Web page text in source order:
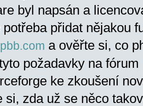
byl napsán a
přidat nějakou
a ověřte si, co
požadavky na
ke zkoušení
si, zda už se něco